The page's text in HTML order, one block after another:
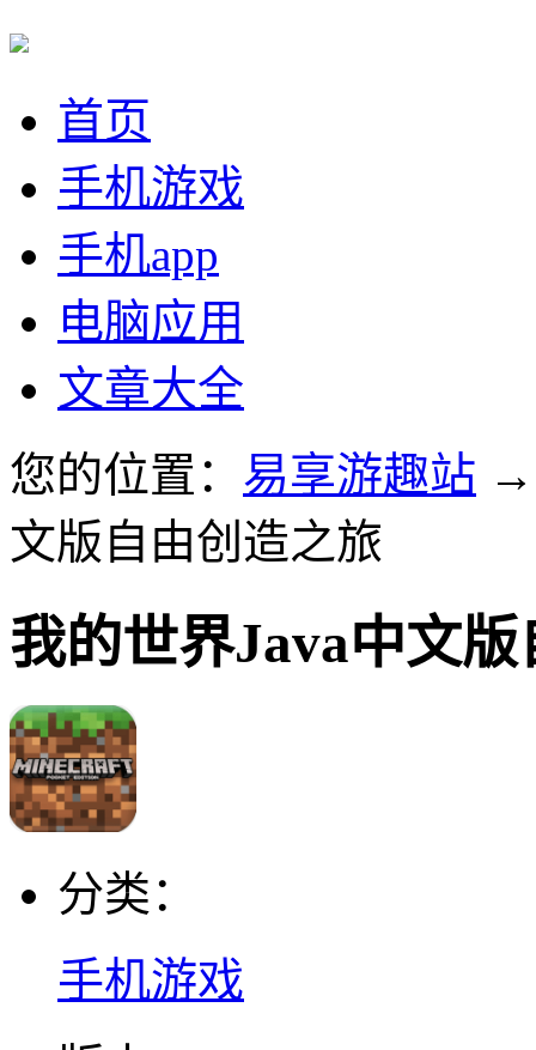
首页
手机游戏
手机app
电脑应用
文章大全
您的位置： 易享游趣站
文版自由创造之旅
我的世界Java中文
分类：
手机游戏